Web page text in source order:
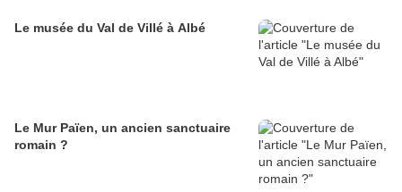
Le musée du Val de Villé à Albé
Le Mur Païen, un ancien sanctuaire
romain ?